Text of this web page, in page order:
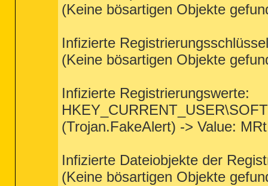
(Keine bösartigen Objekte
Infizierte
(Keine bösartigen Objekte
Infizierte Registrierungswerte:
(Trojan.FakeAlert) -> Value:
Infizierte Dateiobjekte der
(Keine bösartigen Objekte